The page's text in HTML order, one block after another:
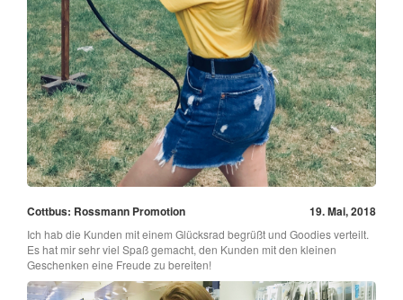
Cottbus: Rossmann Promotion 19. Mai, 2018
Ich hab die Kunden mit einem Glücksrad begrüßt und Goodies verteilt.
Es hat mir sehr viel Spaß gemacht, den Kunden mit den kleinen
Geschenken eine Freude zu bereiten!